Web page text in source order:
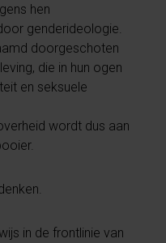
hen
genderideologie.
doorgeschoten
die in hun ogen
en seksuele
wordt dus aan
in de frontlinie van